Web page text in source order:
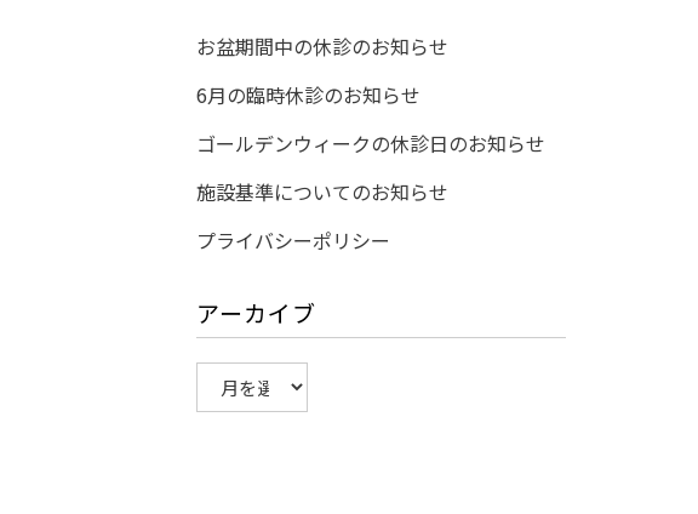
お盆期間中の休診のお知らせ
6月の臨時休診のお知らせ
ゴールデンウィークの休診日のお知らせ
施設基準についてのお知らせ
プライバシーポリシー
アーカイブ
ー